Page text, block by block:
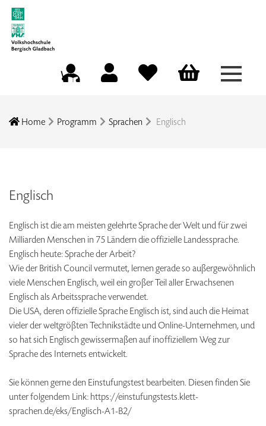
Menü
Home Programm Sprachen Englisch
Englisch
Englisch ist die am meisten gelehrte Sprache der Welt und für zwei
Milliarden Menschen in 75 Ländern die offizielle Landessprache.
Englisch heute: Sprache der Arbeit?
Wie der British Council vermutet, lernen gerade so außergewöhnlich
viele Menschen Englisch, weil ein großer Teil aller Erwachsenen
Englisch als Arbeitssprache verwendet.
Die USA, deren offizielle Sprache Englisch ist, sind auch die Heimat
vieler der weltgrößten Technikstädte und Online-Unternehmen, und
so hat sich Englisch gewissermaßen auf inoffiziellem Weg zur
Sprache des Internets entwickelt.
Sie können gerne den Einstufungstest bearbeiten. Diesen finden Sie
unter folgendem Link: https://einstufungstests.klett-
sprachen.de/eks/Englisch-A1-B2/